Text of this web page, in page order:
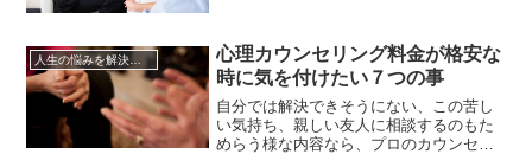
言えばわかりやすいでしょうか。その見
極め・対処を間違ってしまうと、大変で
す。対象の重さや深さに応じた『治療
（医療）』『アセスメント』『心理療...
心理カウンセリング料金が格安な
時に気を付けたい７つの事
自分では解決できそうにない、この苦し
い気持ち、親しい友人に相談するのもた
めらう様な内容なら、プロのカウンセラ